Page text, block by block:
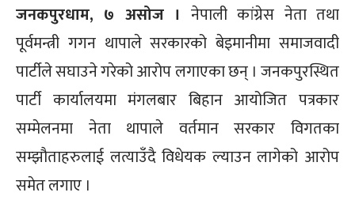
जनकपुरधाम, ७ असोज ।नेपाली कांग्रेस नेता तथा
पूर्वमन्त्री गगन थापाले सरकारको बेइमानीमा समाजवादी
पार्टीले सघाउने गरेको आरोप लगाएका छन् । जनकपुरस्थित
पार्टी कार्यालयमा मंगलबार बिहान आयोजित पत्रकार
सम्मेलनमा नेता थापाले वर्तमान सरकार विगतका
सम्झौताहरुलाई लत्याउँदै विधेयक ल्याउन लागेको आरोप
समेत लगाए ।